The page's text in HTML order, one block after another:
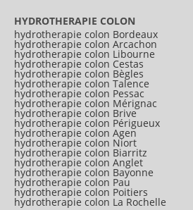
HYDROTHERAPIE COLON
hydrotherapie colon Bordeaux
hydrotherapie colon Arcachon
hydrotherapie colon Libourne
hydrotherapie colon Cestas
hydrotherapie colon Bègles
hydrotherapie colon Talence
hydrotherapie colon Pessac
hydrotherapie colon Mérignac
hydrotherapie colon Brive
hydrotherapie colon Périgueux
hydrotherapie colon Agen
hydrotherapie colon Niort
hydrotherapie colon Biarritz
hydrotherapie colon Anglet
hydrotherapie colon Bayonne
hydrotherapie colon Pau
hydrotherapie colon Poitiers
hydrotherapie colon La Rochelle